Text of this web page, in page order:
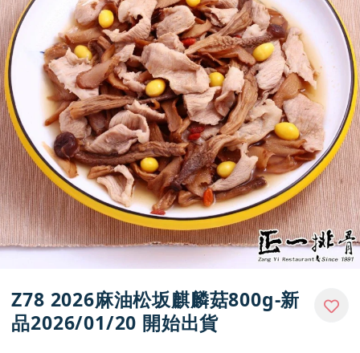
Z78 2026麻油松坂麒麟菇800g-新
品2026/01/20 開始出貨